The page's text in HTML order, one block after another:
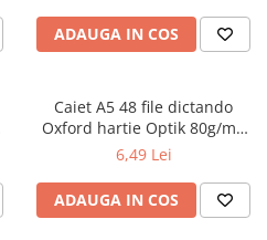
ADAUGA IN COS
Caiet A5 48 file dictando
Oxford hartie Optik 80g/mp
diverse culori
6,49 Lei
ADAUGA IN COS